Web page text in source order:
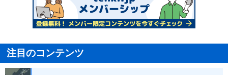
注目のコンテンツ